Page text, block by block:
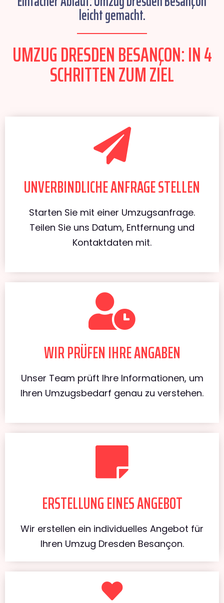
leicht gemacht.
UMZUG DRESDEN BESANÇON: IN 4
SCHRITTEN ZUM ZIEL
UNVERBINDLICHE ANFRAGE STELLEN
Starten Sie mit einer Umzugsanfrage.
Teilen Sie uns Datum, Entfernung und
Kontaktdaten mit.
WIR PRÜFEN IHRE ANGABEN
Unser Team prüft Ihre Informationen, um
Ihren Umzugsbedarf genau zu verstehen.
ERSTELLUNG EINES ANGEBOT
Wir erstellen ein individuelles Angebot für
Ihren Umzug Dresden Besançon.